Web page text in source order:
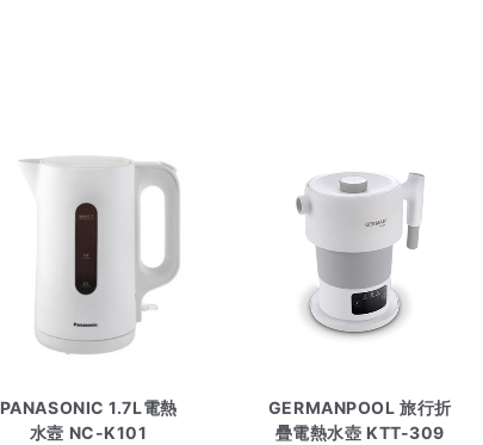
PANASONIC 1.7L電熱
水壼 NC-K101
GERMANPOOL 旅行折
疊電熱水壺 KTT-309